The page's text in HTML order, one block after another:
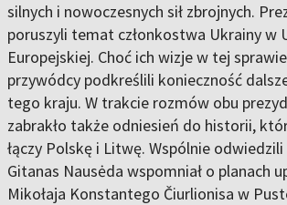
silnych i nowoczesnych sił zbrojnych.
poruszyli temat członkostwa Ukrainy w
Europejskiej. Choć ich wizje w tej
przywódcy podkreślili konieczność
tego kraju. W trakcie rozmów obu
zabrakło także odniesień do historii,
łączy Polskę i Litwę. Wspólnie
Gitanas Nausėda wspomniał o planach
Mikołaja Konstantego Čiurlionisa w